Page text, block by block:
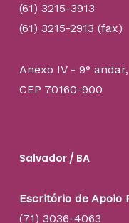
(61) 3215-3913
(61) 3215-2913 (fax)
Anexo IV - 9°
CEP 70160-900
Salvador / BA
Escritório de Apoio
(71) 3036-4063